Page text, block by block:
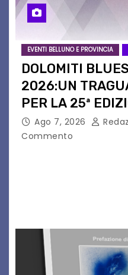
EVENTI BELLUNO E PROVINCIA
DOLOMITI
2026:UN
PER LA 25ª
PATRIMONIO
Ago 7, 2026
Commento